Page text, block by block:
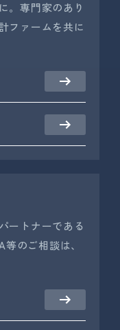
。専門家のあり
ファームを共に
ートナーである
のご相談は、